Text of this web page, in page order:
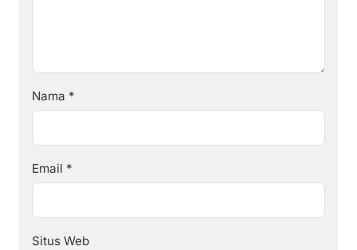
Nama *
Email *
Situs Web